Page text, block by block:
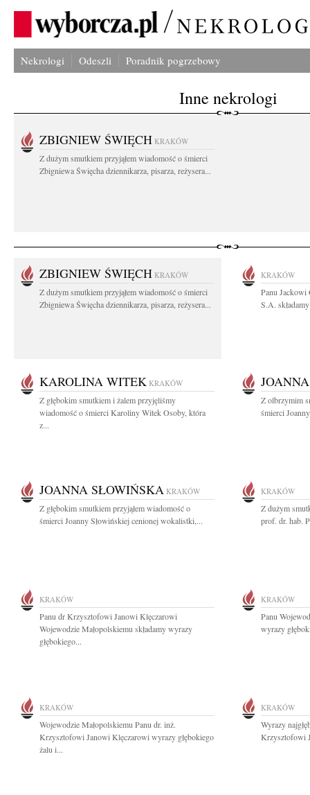
Nekrologi Odeszli Poradnik pogrzebowy
Inne nekrologi
ZBIGNIEW ŚWIĘCH KRAKÓW
Z dużym smutkiem przyjąłem wiadomość o śmierci
Zbigniewa Święcha dziennikarza, pisarza, reżysera...
ZBIGNIEW ŚWIĘCH KRAKÓW
Z dużym smutkiem przyjąłem wiadomość o śmierci
Zbigniewa Święcha dziennikarza, pisarza, reżysera...
KRAKÓW
Panu Jackowi
S.A.
KAROLINA WITEK KRAKÓW
Z głębokim smutkiem i żalem przyjęliśmy
wiadomość o śmierci Karoliny Witek Osoby, która
z...
Z olbrzymim
śmierci
JOANNA SŁOWIŃSKA KRAKÓW
Z głębokim smutkiem przyjąłem wiadomość o
śmierci Joanny Słowińskiej cenionej wokalistki,...
KRAKÓW
Z dużym
prof. dr. hab.
KRAKÓW
Panu dr Krzysztofowi Janowi Klęczarowi
Wojewodzie Małopolskiemu składamy wyrazy
głębokiego...
KRAKÓW
Panu
wyrazy
KRAKÓW
Wojewodzie Małopolskiemu Panu dr. inż.
Krzysztofowi Janowi Klęczarowi wyrazy głębokiego
żalu i...
KRAKÓW
Wyrazy
Krzysztofowi